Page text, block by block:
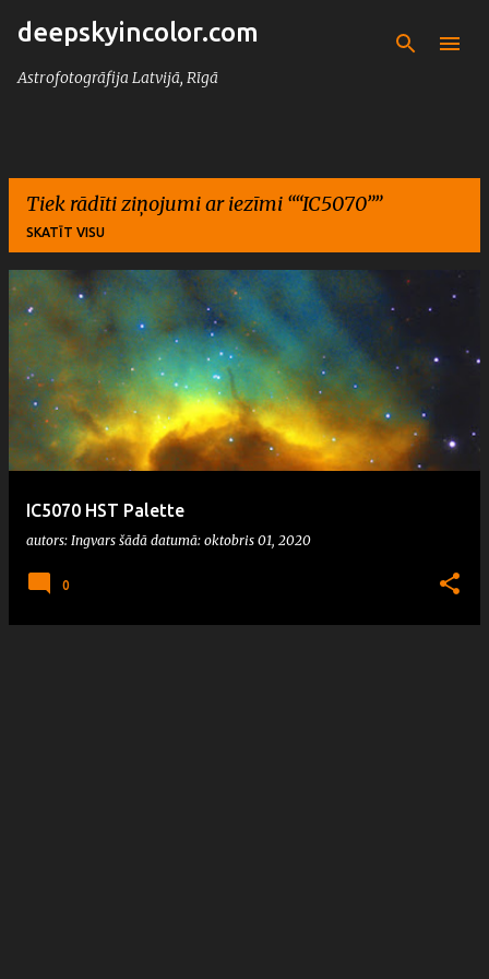
Pāriet uz galveno saturu
deepskyincolor.com
Astrofotogrāfija Latvijā, Rīgā
Tiek rādīti ziņojumi ar iezīmi “ IC5070 ”
SKATĪT VISU
Z
ņ
a
s
IC5070 HST Palette
autors: Ingvars šādā datumā: oktobris 01, 2020
0